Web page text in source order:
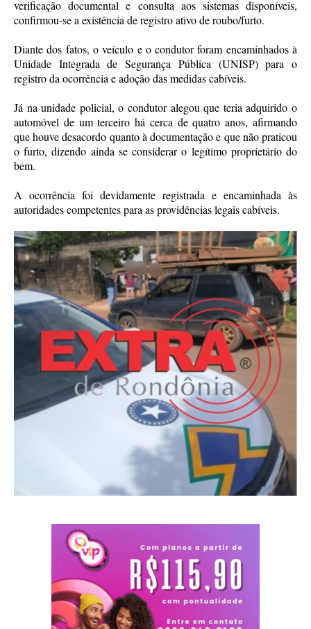
verificação documental e consulta aos sistemas disponíveis,
confirmou-se a existência de registro ativo de roubo/furto.
Diante dos fatos, o veículo e o condutor foram encaminhados à
Unidade Integrada de Segurança Pública (UNISP) para o
registro da ocorrência e adoção das medidas cabíveis.
Já na unidade policial, o condutor alegou que teria adquirido o
automóvel de um terceiro há cerca de quatro anos, afirmando
que houve desacordo quanto à documentação e que não praticou
o furto, dizendo ainda se considerar o legítimo proprietário do
bem.
A ocorrência foi devidamente registrada e encaminhada às
autoridades competentes para as providências legais cabíveis.